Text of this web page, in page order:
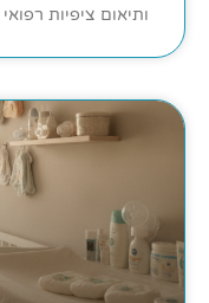
ותיאום ציפיות